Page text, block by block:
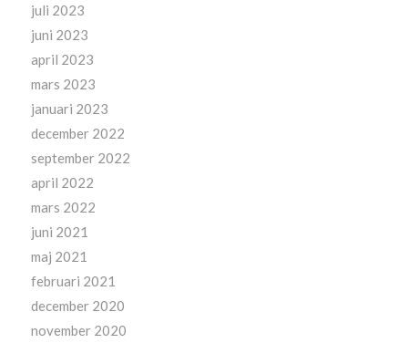
juli 2023
juni 2023
april 2023
mars 2023
januari 2023
december 2022
september 2022
april 2022
mars 2022
juni 2021
maj 2021
februari 2021
december 2020
november 2020